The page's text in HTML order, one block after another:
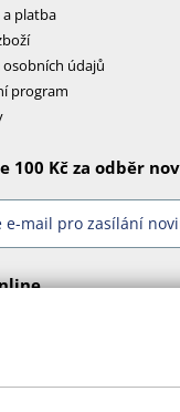
platba
osobních údajů
program
100 Kč za odběr